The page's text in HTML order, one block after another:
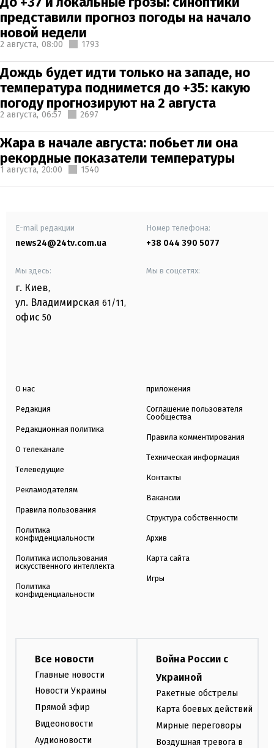
представили прогноз погоды на начало
новой недели
2 августа, 08:00 1793
Дождь будет идти только на западе, но
температура поднимется до +35: какую
погоду прогнозируют на 2 августа
2 августа, 06:57 2697
Жара в начале августа: побьет ли она
рекордные показатели температуры
1 августа, 20:00 1540
E-mail редакции
news24@24tv.com.ua
Номер телефона:
+38 044 390 5077
Мы здесь:
г. Киев,
ул. Владимирская 61/11,
офис 50
Мы в соцсетях:
О нас
Редакция
Редакционная политика
О телеканале
Телеведущие
Рекламодателям
Правила пользования
Политика
конфиденциальности
Политика использования
искусственного интеллекта
Политика
конфиденциальности
приложения
Соглашение пользователя
Сообщества
Правила комментирования
Техническая информация
Контакты
Вакансии
Структура собственности
Архив
Карта сайта
Игры
Все новости
Главные новости
Новости Украины
Прямой эфир
Видеоновости
Аудионовости
Война России с
Украиной
Ракетные обстрелы
Карта боевых действий
Мирные переговоры
Воздушная тревога в